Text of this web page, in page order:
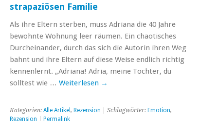
strapaziösen Familie
Als ihre Eltern sterben, muss Adriana die 40 Jahre
bewohnte Wohnung leer räumen. Ein chaotisches
Durcheinander, durch das sich die Autorin ihren Weg
bahnt und ihre Eltern auf diese Weise endlich richtig
kennenlernt. „Adriana! Adria, meine Tochter, du
solltest wie … Weiterlesen →
Kategorien: Alle Artikel , Rezension | Schlagwörter: Emotion,
Rezension
Permalink